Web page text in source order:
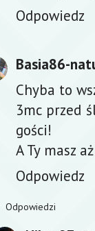
Odpowiedz
Basia86-
Chyba to
3mc przed
gości!
A Ty masz
Odpowiedz
Odpowiedzi